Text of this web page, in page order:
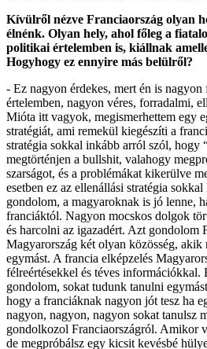
Kívülről nézve Franciaország olyan
élnénk. Olyan hely, ahol főleg a
politikai értelemben is, kiállnak
Hogyhogy ez ennyire más belülről?
- Ez nagyon érdekes, mert én is
értelemben, nagyon véres, forradalmi,
Mióta itt vagyok, megismerhettem egy
stratégiát, ami remekül kiegészíti a
stratégia sokkal inkább arról szól, hogy
megtörténjen a bullshit, valahogy
szarságot, és a problémákat kikerülve
esetben ez az ellenállási stratégia
gondolom, a magyaroknak is jó lenne,
franciáktól. Nagyon mocskos dolgok
és harcolni az igazadért. Azt gondolom
Magyarország két olyan közösség, akik
egymást. A francia elképzelés
félreértésekkel és téves
gondolom, sokat tudunk tanulni
hogy a franciáknak nagyon jót tesz ha
nagyon, nagyon, nagyon sokat tanulsz
gondolkozol Franciaországról. Amikor
de megpróbálsz egy kicsit kevésbé